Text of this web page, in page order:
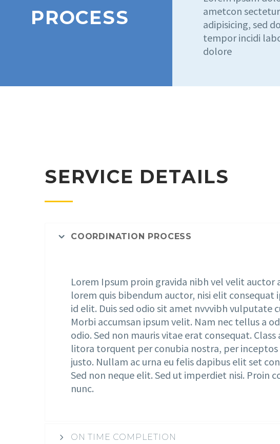
PROCESS
ametcon sectetur
adipisicing, sed
tempor incidi
dolore
SERVICE DETAILS
COORDINATION PROCESS
Lorem Ipsum proin gravida nibh vel velit auctor
lorem quis bibendum auctor, nisi elit consequat
id elit. Duis sed odio sit amet nvvvibh vulputate
Morbi accumsan ipsum velit. Nam nec tellus a
odio. Sed non mauris vitae erat consequat.
litora torquent per conubia nostra, per inceptos
justo. Nullam ac urna eu felis dapibus elit set
Sed non neque elit. Sed ut imperdiet nisi. Proin
nunc.
ON TIME COMPLETION